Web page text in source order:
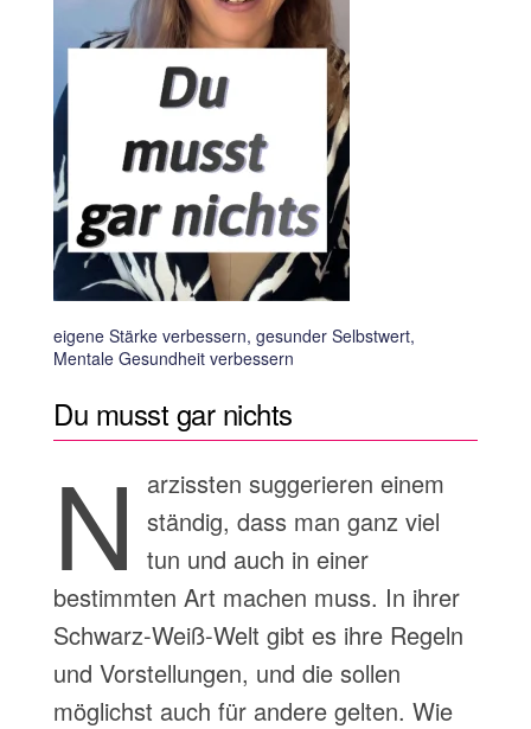
eigene Stärke verbessern, gesunder Selbstwert,
Mentale Gesundheit verbessern
Du musst gar nichts
N
arzissten suggerieren einem
ständig, dass man ganz viel
tun und auch in einer
bestimmten Art machen muss. In ihrer
Schwarz-Weiß-Welt gibt es ihre Regeln
und Vorstellungen, und die sollen
möglichst auch für andere gelten. Wie